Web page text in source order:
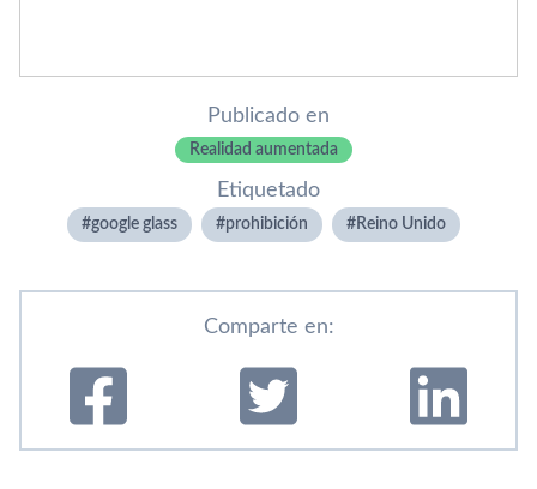
Publicado en
Realidad aumentada
Etiquetado
google glass prohibición Reino Unido
Comparte en: